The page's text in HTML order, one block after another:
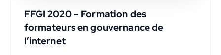
FFGI 2020 – Formation des
formateurs en gouvernance de
l’internet